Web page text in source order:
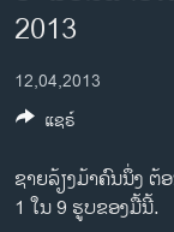
ຂ້າມ
ໄປ
ຫາ
ຊອກ
ອາເມຣິກາ
ຂ່າວ​ຈີນ
ເອເຊຍ
ອິດສະຫຼະພາບດ້ານກາ
2013
12,04,2013
ຊາຍລ້ຽງມ້າຄົນນຶ່ງ ຕ້
1 ໃນ 9 ຮູບຂອງມື້ນີ້.
ແຊຣ໌